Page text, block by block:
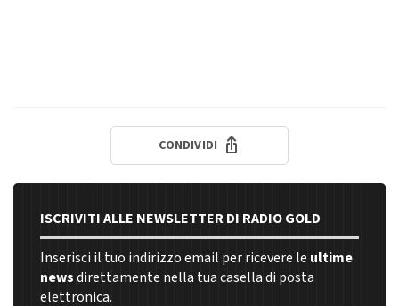
CONDIVIDI
ISCRIVITI ALLE NEWSLETTER DI RADIO GOLD
Inserisci il tuo indirizzo email per ricevere le ultime
newsdirettamente nella tua casella di posta
elettronica.